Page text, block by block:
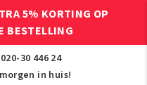
5% KORTING OP
BESTELLING
020-30 446 24
in huis!